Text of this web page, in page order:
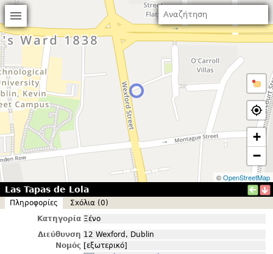
+
−
©OpenStreetMap
Las Tapas de Lola
Πληροφορίες
Σxόλια (0)
Κατηγορία Ξένο
Διεύθυνση 12 Wexford, Dublin
Νομός [εξωτερικό]